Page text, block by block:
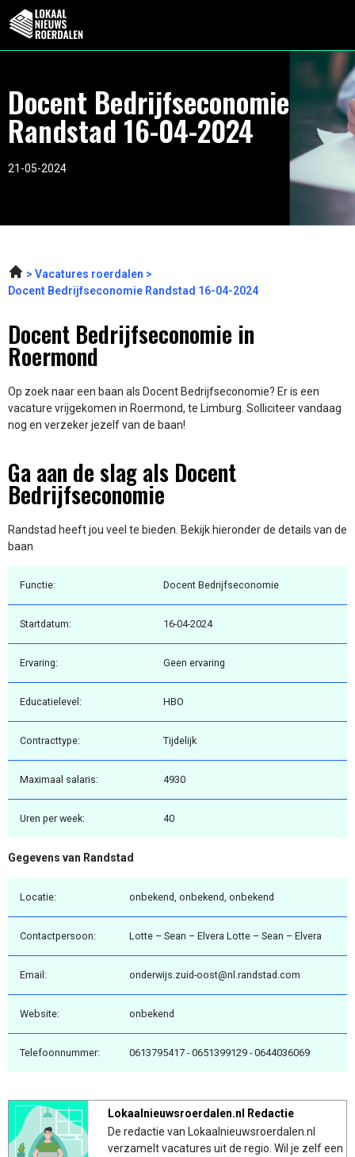
Docent Bedrijfseconomie
Randstad 16-04-2024
21-05-2024
Vacatures roerdalen
Docent Bedrijfseconomie Randstad 16-04-2024
Docent Bedrijfseconomie in
Roermond
Op zoek naar een baan als Docent Bedrijfseconomie? Er is een
vacature vrijgekomen in Roermond, te Limburg. Solliciteer vandaag
nog en verzeker jezelf van de baan!
Ga aan de slag als Docent
Bedrijfseconomie
Randstad heeft jou veel te bieden. Bekijk hieronder de details van de
baan
Functie: Docent Bedrijfseconomie
Startdatum: 16-04-2024
Ervaring: Geen ervaring
Educatielevel: HBO
Contracttype: Tijdelijk
Maximaal salaris: 4930
Uren per week: 40
Gegevens van Randstad
Locatie: onbekend, onbekend, onbekend
Contactpersoon: Lotte – Sean – Elvera Lotte – Sean – Elvera
Email: onderwijs.zuid-oost@nl.randstad.com
Website: onbekend
Telefoonnummer: 0613795417 - 0651399129 - 0644036069
Lokaalnieuwsroerdalen.nl Redactie
De redactie van Lokaalnieuwsroerdalen.nl
verzamelt vacatures uit de regio. Wil je zelf een